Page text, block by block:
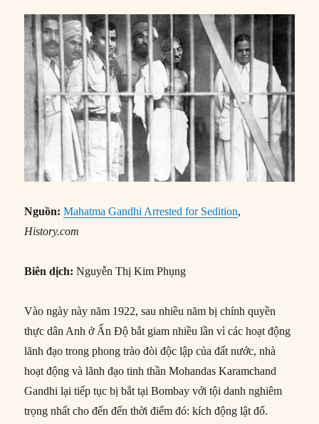
Nguồn:Mahatma Gandhi Arrested for Sedition,
History.com
Biên dịch: Nguyễn Thị Kim Phụng
Vào ngày này năm 1922, sau nhiều năm bị chính quyền
thực dân Anh ở Ấn Độ bắt giam nhiều lần vì các hoạt động
lãnh đạo trong phong trào đòi độc lập của đất nước, nhà
hoạt động và lãnh đạo tinh thần Mohandas Karamchand
Gandhi lại tiếp tục bị bắt tại Bombay với tội danh nghiêm
trọng nhất cho đến đến thời điểm đó: kích động lật đổ.